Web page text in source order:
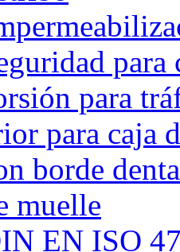
para
para
para caja
borde
muelle
EN ISO